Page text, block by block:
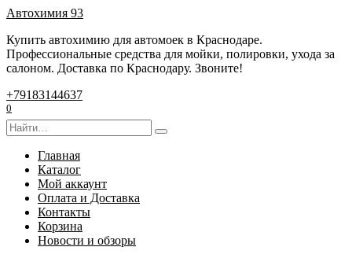
Перейти
содержанию
Автохимия 93
Купить автохимию для автомоек в Краснодаре.
Профессиональные средства для мойки, полировки, ухода за
салоном. Доставка по Краснодару. Звоните!
+79183144637
0
Search
for:
Главная
Каталог
Мой аккаунт
Оплата и Доставка
Контакты
Корзина
Новости и обзоры